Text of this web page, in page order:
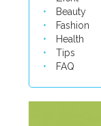
Beauty
Fashion
Health
Tips
FAQ